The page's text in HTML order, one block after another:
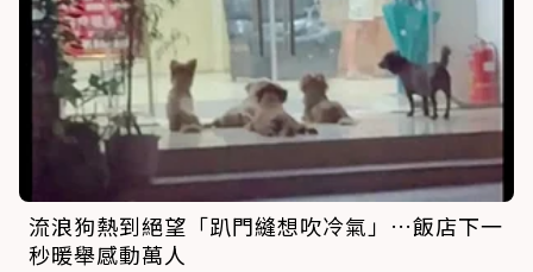
流浪狗熱到絕望「趴門縫想吹冷氣」…飯店下一
秒暖舉感動萬人